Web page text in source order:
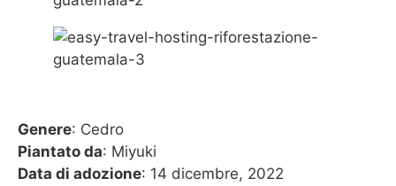
Genere: Cedro
Piantato da: Miyuki
Data di adozione: 14 dicembre, 2022